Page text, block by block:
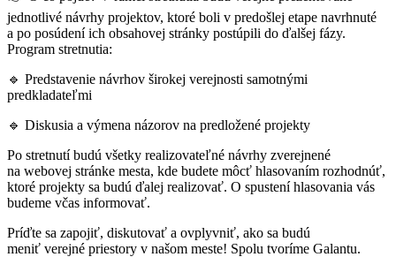
jednotlivé návrhy projektov, ktoré boli v predošlej etape navrhnuté
a po posúdení ich obsahovej stránky postúpili do ďalšej fázy.
Program stretnutia:
🔹 Predstavenie návrhov širokej verejnosti samotnými
predkladateľmi
🔹 Diskusia a výmena názorov na predložené projekty
Po stretnutí budú všetky realizovateľné návrhy zverejnené
na webovej stránke mesta, kde budete môcť hlasovaním rozhodnúť,
ktoré projekty sa budú ďalej realizovať. O spustení hlasovania vás
budeme včas informovať.
Príďte sa zapojiť, diskutovať a ovplyvniť, ako sa budú
meniť verejné priestory v našom meste! Spolu tvoríme Galantu.